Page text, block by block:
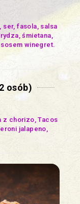
ser, fasola, salsa
śmietana,
winegret.
osób)
z chorizo, Tacos
jalapeno,